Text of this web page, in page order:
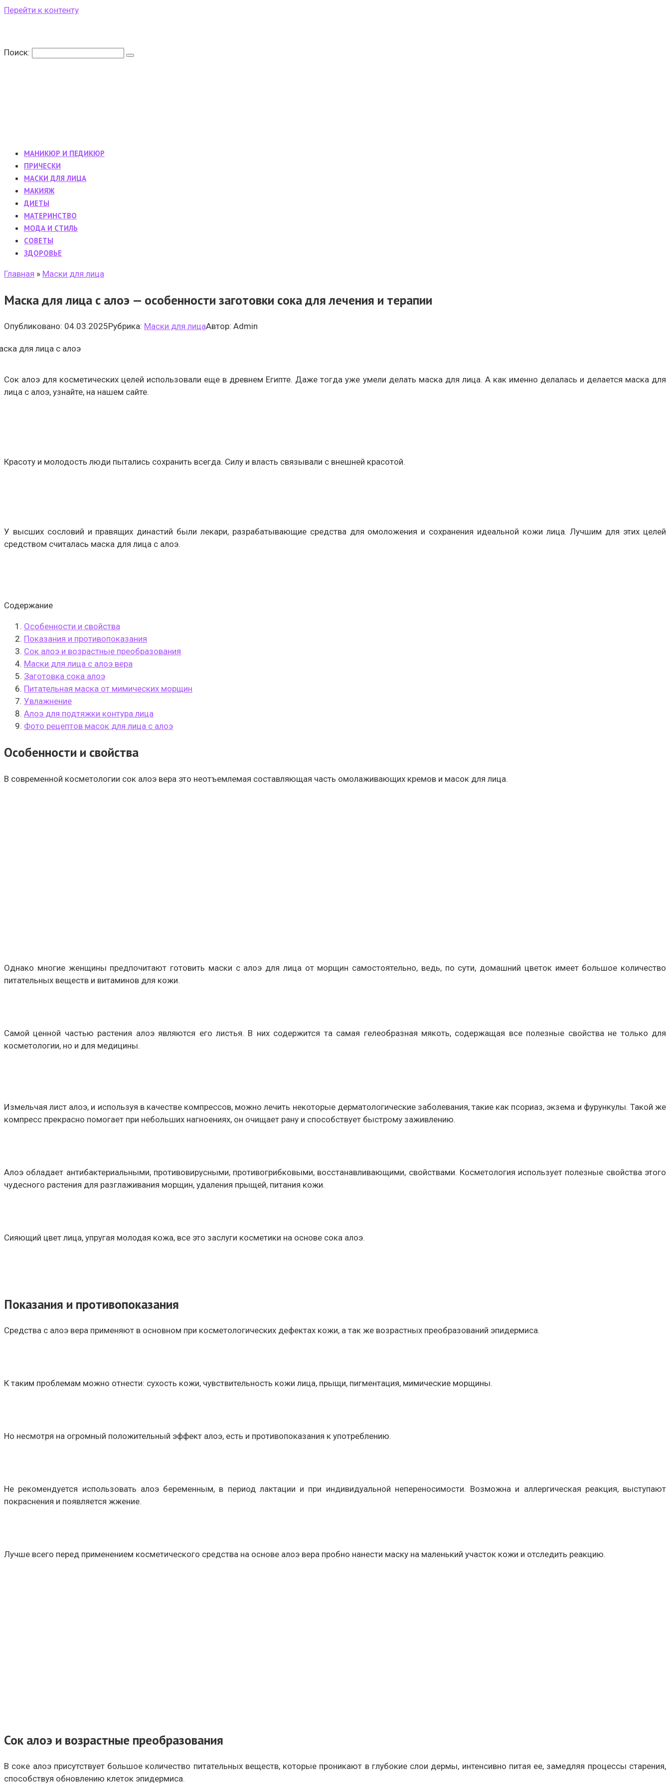
Перейти к контенту
Поиск:
МАНИКЮР И ПЕДИКЮР
ПРИЧЕСКИ
МАСКИ ДЛЯ ЛИЦА
МАКИЯЖ
ДИЕТЫ
МАТЕРИНСТВО
МОДА И СТИЛЬ
CОВЕТЫ
ЗДОРОВЬЕ
Главная » Маски для лица
Маска для лица с алоэ — особенности заготовки сока для лечения и терапии
Опубликовано: 04.03.2025Рубрика: Маски для лицаАвтор: Admin
Сок алоэ для косметических целей использовали еще в древнем Египте. Даже тогда уже умели делать маска для лица. А как именно делалась и делается маска для
лица с алоэ, узнайте, на нашем сайте.
Красоту и молодость люди пытались сохранить всегда. Силу и власть связывали с внешней красотой.
У высших сословий и правящих династий были лекари, разрабатывающие средства для омоложения и сохранения идеальной кожи лица. Лучшим для этих целей
средством считалась маска для лица с алоэ.
Содержание
Особенности и свойства
Показания и противопоказания
Сок алоэ и возрастные преобразования
Маски для лица с алоэ вера
Заготовка сока алоэ
Питательная маска от мимических морщин
Увлажнение
Алоэ для подтяжки контура лица
Фото рецептов масок для лица с алоэ
Особенности и свойства
В современной косметологии сок алоэ вера это неотъемлемая составляющая часть омолаживающих кремов и масок для лица.
Однако многие женщины предпочитают готовить маски с алоэ для лица от морщин самостоятельно, ведь, по сути, домашний цветок имеет большое количество
питательных веществ и витаминов для кожи.
Самой ценной частью растения алоэ являются его листья. В них содержится та самая гелеобразная мякоть, содержащая все полезные свойства не только для
косметологии, но и для медицины.
Измельчая лист алоэ, и используя в качестве компрессов, можно лечить некоторые дерматологические заболевания, такие как псориаз, экзема и фурункулы. Такой же
компресс прекрасно помогает при небольших нагноениях, он очищает рану и способствует быстрому заживлению.
Алоэ обладает антибактериальными, противовирусными, противогрибковыми, восстанавливающими, свойствами. Косметология использует полезные свойства этого
чудесного растения для разглаживания морщин, удаления прыщей, питания кожи.
Сияющий цвет лица, упругая молодая кожа, все это заслуги косметики на основе сока алоэ.
Показания и противопоказания
Средства с алоэ вера применяют в основном при косметологических дефектах кожи, а так же возрастных преобразований эпидермиса.
К таким проблемам можно отнести: сухость кожи, чувствительность кожи лица, прыщи, пигментация, мимические морщины.
Но несмотря на огромный положительный эффект алоэ, есть и противопоказания к употреблению.
Не рекомендуется использовать алоэ беременным, в период лактации и при индивидуальной непереносимости. Возможна и аллергическая реакция, выступают
покраснения и появляется жжение.
Лучше всего перед применением косметического средства на основе алоэ вера пробно нанести маску на маленький участок кожи и отследить реакцию.
Сок алоэ и возрастные преобразования
В соке алоэ присутствует большое количество питательных веществ, которые проникают в глубокие слои дермы, интенсивно питая ее, замедляя процессы старения,
способствуя обновлению клеток эпидермиса.